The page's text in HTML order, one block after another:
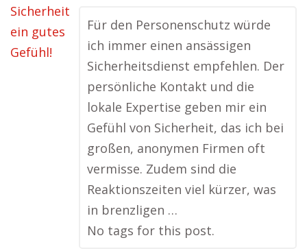
Für den Personenschutz würde
ich immer einen ansässigen
Sicherheitsdienst empfehlen. Der
persönliche Kontakt und die
lokale Expertise geben mir ein
Gefühl von Sicherheit, das ich bei
großen, anonymen Firmen oft
vermisse. Zudem sind die
Reaktionszeiten viel kürzer, was
in brenzligen …
No tags for this post.